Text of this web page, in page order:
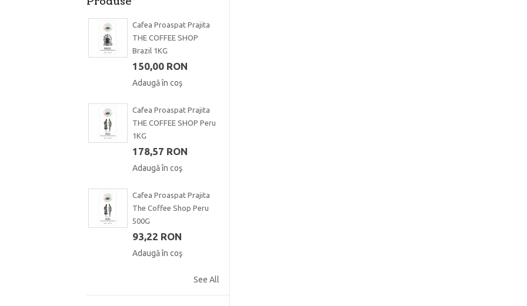
Cafea Proaspat Prajita
THE COFFEE SHOP
Brazil 1KG
150,00 RON
Adaugă în coş
Cafea Proaspat Prajita
THE COFFEE SHOP Peru
1KG
178,57 RON
Adaugă în coş
Cafea Proaspat Prajita
The Coffee Shop Peru
500G
93,22 RON
Adaugă în coş
See All